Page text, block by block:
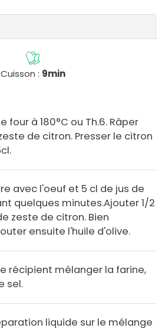
Cuisson : 9min
four à 180°C ou Th.6. Râper
de citron. Presser le citron
avec l'oeuf et 5 cl de jus de
quelques minutes.Ajouter 1/2
zeste de citron. Bien
ensuite l'huile d'olive.
récipient mélanger la farine,
sel.
liquide sur le mélange